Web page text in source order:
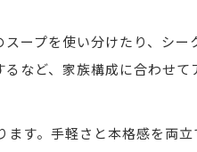
ープを使い分けたり、シー
など、家族構成に合わせて
す。手軽さと本格感を両立